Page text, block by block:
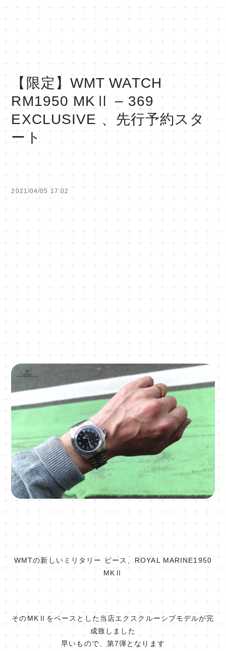
【限定】WMT WATCH
RM1950 MKⅡ – 369
EXCLUSIVE 、先行予約スタ
ート
2021/04/05 17:02
WMTの新しいミリタリー ピース、ROYAL MARINE1950
MKⅡ
そのMKⅡをベースとした当店エクスクルーシブモデルが完
成致しました
早いもので、第7弾となります